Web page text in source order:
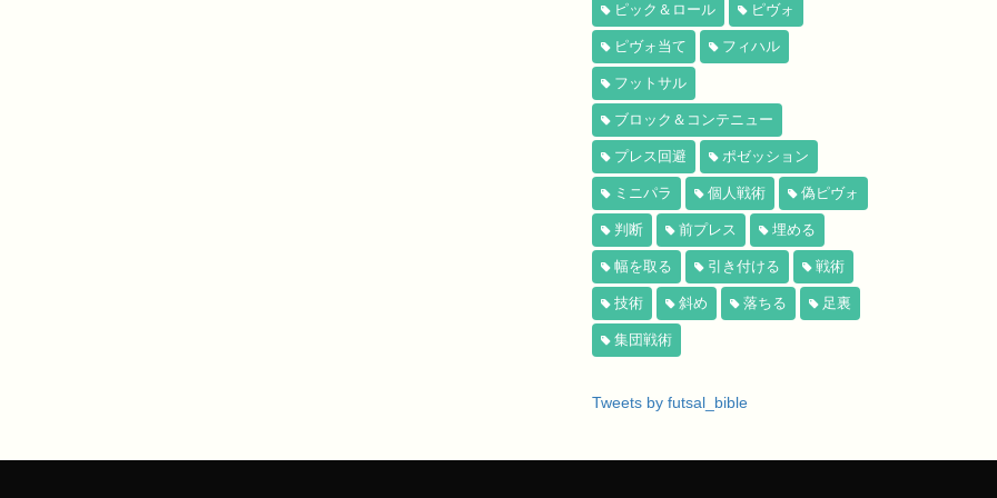
ピック＆ロール ピヴォ
ピヴォ当て フィハル
フットサル
ブロック＆コンテニュー
プレス回避 ポゼッション
ミニパラ 個人戦術 偽ピヴォ
判断 前プレス 埋める
幅を取る 引き付ける 戦術
技術 斜め 落ちる 足裏
集団戦術
Tweets by futsal_bible